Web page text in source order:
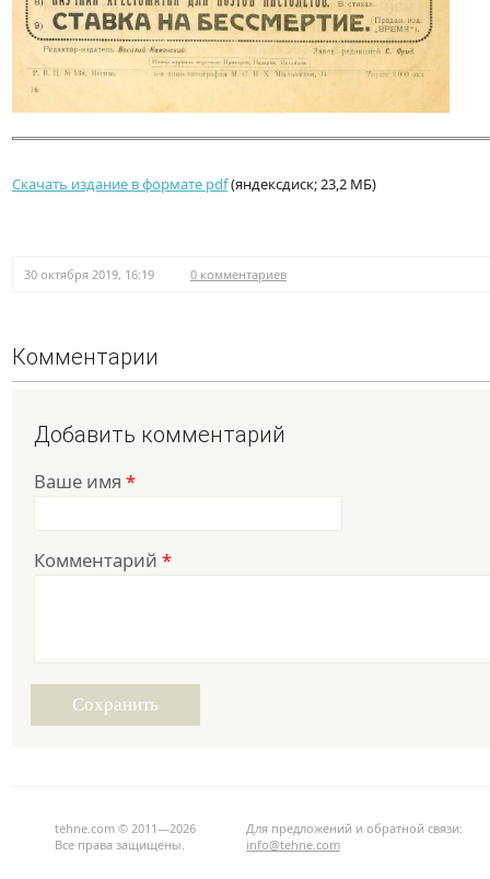
Скачать издание в формате pdf(яндексдиск; 23,2 МБ)
30 октября 2019, 16:19 0 комментариев
Комментарии
Добавить комментарий
Ваше имя *
Комментарий *
tehne.com © 2011—2026
Все права защищены.
Для предложений и обратной связи:
info@tehne.com